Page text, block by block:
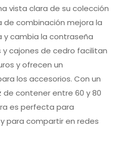
vista clara de su colección
de combinación mejora la
y cambia la contraseña
y cajones de cedro facilitan
y ofrecen un
los accesorios. Con un
contener entre 60 y 80
es perfecta para
para compartir en redes